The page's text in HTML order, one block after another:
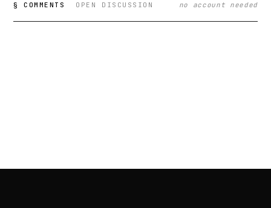
§ COMMENTS OPEN DISCUSSION no account needed